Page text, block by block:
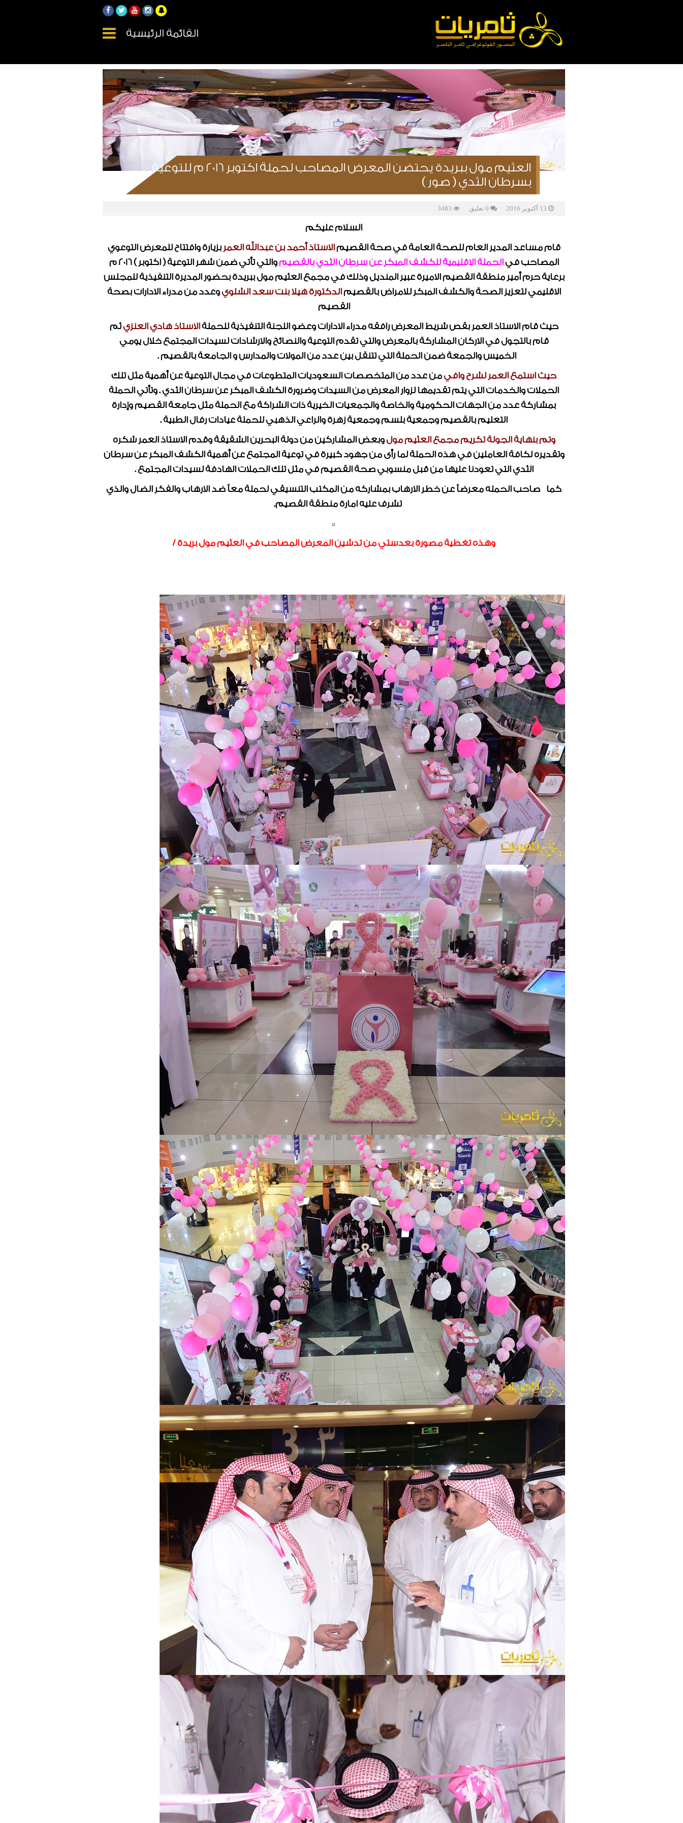
القائمة الرئيسية
العثيم مول ببريدة يحتضن المعرض المصاحب لحملة اكتوبر 2016 م للتوعية
بسرطان الثدي ( صور )
السلام عليكم
قام مساعد المدير العام للصحة العامة في صحة القصيمالاستاذ أحمد بن عبدالله العمر بزيارة وافتتاح للمعرض التوعوي
المصاحب فيالحملة الاقليمية للكشف المبكر عن سرطان الثدي بالقصيم
والتي تأتي ضمن شهر التوعية ( اكتوبر ) 2016 م
برعاية حرم أمير منطقة القصيم الاميرة عبير المنديل وذلك في مجمع العثيم مول ببريدة بحضور المديرة التنفيذية للمجلس
الاقليمي لتعزيز الصحة والكشف المبكر للامراض بالقصيمالدكتورة هيلا بنت سعد الشلويوعدد من مدراء الادارات بصحة
القصيم
حيث قام الاستاذ العمر بقص شريط المعرض رافقه مدراء الادارات وعضو اللجنة التنفيذية للحملةالاستاذ هادي العنزيثم
قام بالتجول في الاركان المشاركة بالمعرض والتي تقدم التوعية والنصائح والارشادات لسيدات المجتمع خلال يومي
الخميس والجمعة ضمن الحملة التي تتنقل بين عدد من المولات والمدارس و الجامعة بالقصيم .
حيث استمع العمر لشرح وافيمن عدد من المتخصصات السعوديات المتطوعات في مجال التوعية عن أهمية مثل تلك
الحملات والخدمات التي يتم تقديمها لزوار المعرض من السيدات وضرورة الكشف المبكر عن سرطان الثدي . وتأتي الحملة
بمشاركة عدد من الجهات الحكومية والخاصة والجمعيات الخيرية ذات الشراكة مع الحملة مثل جامعة القصيم وإدارة
التعليم بالقصيم وجمعية بلسم وجمعية زهرة والراعي الذهبي للحملة عيادات رفال الطبية .
وتم بنهاية الجولة تكريم مجمع العثيم مولوبعض المشاركين من دولة البحرين الشقيقة وقدم الاستاذ العمر شكره
وتقديره لكافة العاملين في هذه الحملة لما رأى من جهود كبيرة في توعية المجتمع عن أهمية الكشف المبكر عن سرطان
الثدي التي تعودنا عليها من قبل منسوبي صحة القصيم في مثل تلك الحملات الهادفة لسيدات المجتمع .
كما صاحب الحمله معرضاً عن خطر الارهاب بمشاركه من المكتب التنسيقي لحملة معاً ضد الارهاب والفكر الضال والذي
تشرف عليه امارة منطقة القصيم.
::
وهذه تغطية مصورة بعدستي من تدشين المعرض المصاحب في العثيم مول بريدة /